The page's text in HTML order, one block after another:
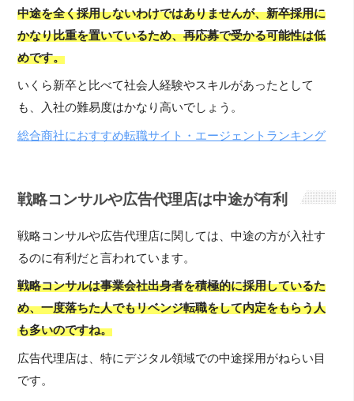
中途を全く採用しないわけではありませんが、新卒採用に
かなり比重を置いているため、再応募で受かる可能性は低
めです。
いくら新卒と比べて社会人経験やスキルがあったとして
も、入社の難易度はかなり高いでしょう。
総合商社におすすめ転職サイト・エージェントランキング
戦略コンサルや広告代理店は中途が有利
戦略コンサルや広告代理店に関しては、中途の方が入社す
るのに有利だと言われています。
戦略コンサルは事業会社出身者を積極的に採用しているた
め、一度落ちた人でもリベンジ転職をして内定をもらう人
も多いのですね。
広告代理店は、特にデジタル領域での中途採用がねらい目
です。